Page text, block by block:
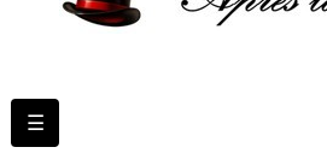
Basculer
la
☰